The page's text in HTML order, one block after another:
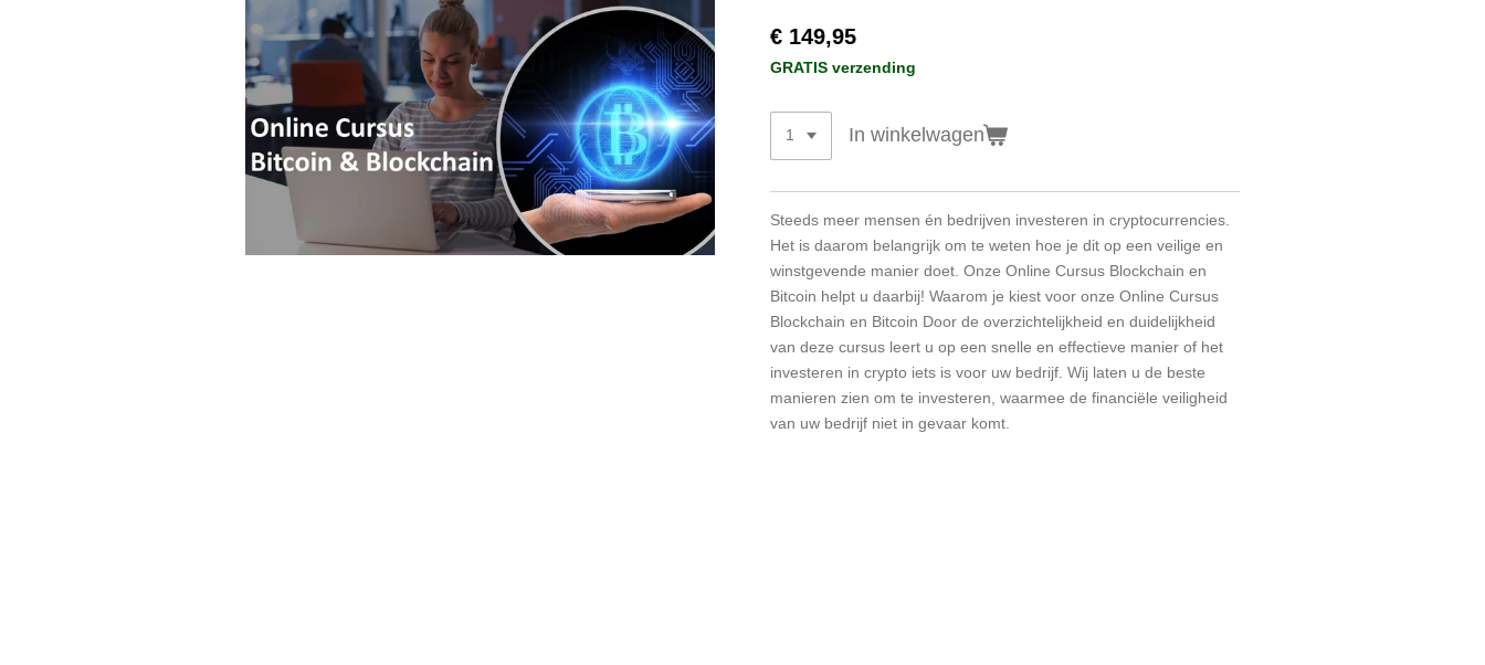
€ 149,95
GRATIS verzending
In winkelwagen
Steeds meer mensen én bedrijven investeren in cryptocurrencies.
Het is daarom belangrijk om te weten hoe je dit op een veilige en
winstgevende manier doet. Onze Online Cursus Blockchain en
Bitcoin helpt u daarbij! Waarom je kiest voor onze Online Cursus
Blockchain en Bitcoin Door de overzichtelijkheid en duidelijkheid
van deze cursus leert u op een snelle en effectieve manier of het
investeren in crypto iets is voor uw bedrijf. Wij laten u de beste
manieren zien om te investeren, waarmee de financiële veiligheid
van uw bedrijf niet in gevaar komt.